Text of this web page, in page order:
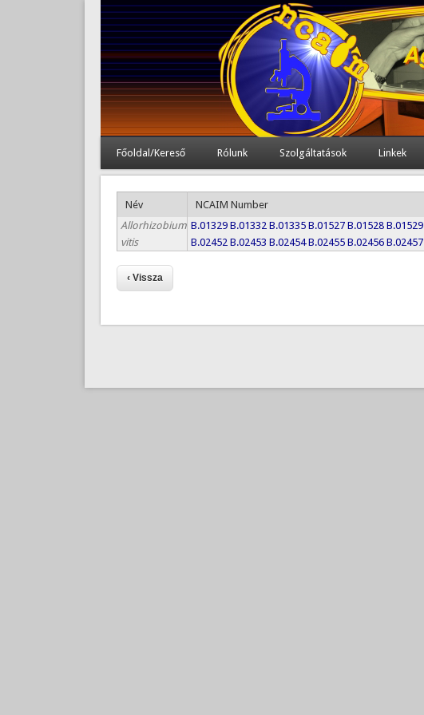
Főoldal/Kereső Rólunk Szolgáltatások Linkek
Név
NCAIM Number
Allorhizobium
vitis
B.01329 B.01332 B.01335 B.01527 B.01528 B.01529
B.02452 B.02453 B.02454 B.02455 B.02456 B.02457